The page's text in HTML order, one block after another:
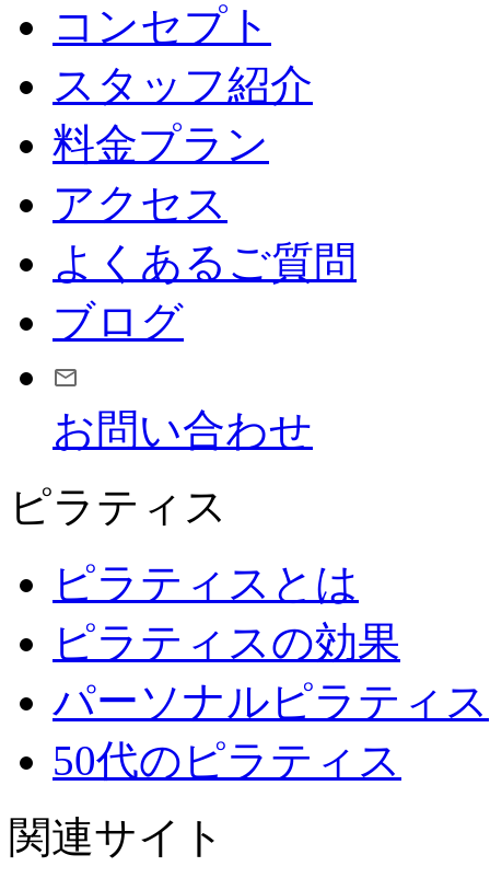
コンセプト
スタッフ紹介
料金プラン
アクセス
よくあるご質問
ブログ
お問い合わせ
ピラティス
ピラティスとは
ピラティスの効果
パーソナルピラティス
50代のピラティス
関連サイト